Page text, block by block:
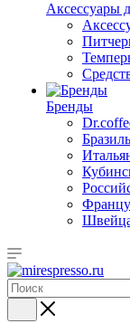
Аксессуары
Бренды